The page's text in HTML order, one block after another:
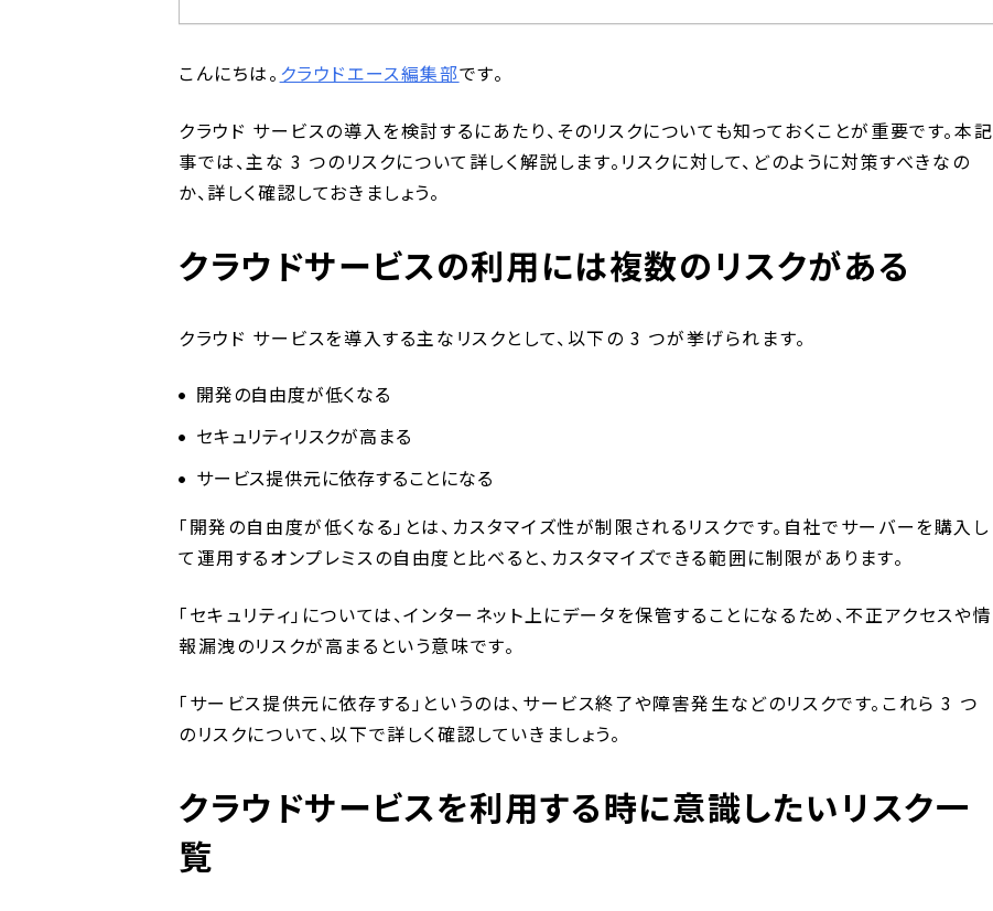
こんにちは。 クラウドエース編集部です。
クラウド サービスの導入を検討するにあたり、そのリスクについても知っておくことが重要です。本記
事では、主な 3 つのリスクについて詳しく解説します。リスクに対して、どのように対策すべきなの
か、詳しく確認しておきましょう。
クラウドサービスの利用には複数のリスクがある
クラウド サービスを導入する主なリスクとして、以下の 3 つが挙げられます。
開発の自由度が低くなる
セキュリティリスクが高まる
サービス提供元に依存することになる
「開発の自由度が低くなる」とは、カスタマイズ性が制限されるリスクです。自社でサーバーを購入し
て運用するオンプレミスの自由度と比べると、カスタマイズできる範囲に制限があります。
「セキュリティ」については、インターネット上にデータを保管することになるため、不正アクセスや情
報漏洩のリスクが高まるという意味です。
「サービス提供元に依存する」というのは、サービス終了や障害発生などのリスクです。これら 3 つ
のリスクについて、以下で詳しく確認していきましょう。
クラウドサービスを利用する時に意識したいリスク一
覧